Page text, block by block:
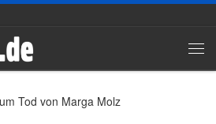
Tod von Marga Molz